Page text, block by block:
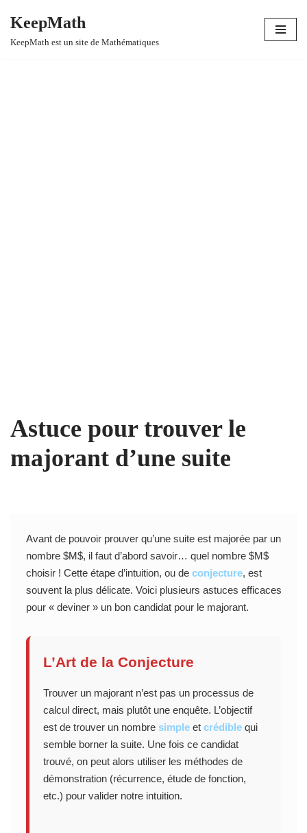
Aller
KeepMath
KeepMath est un site de Mathématiques
Astuce pour trouver le
majorant d’une suite
Avant de pouvoir prouver qu’une suite est majorée par un
nombre $M$, il faut d’abord savoir… quel nombre $M$
choisir ! Cette étape d’intuition, ou de conjecture, est
souvent la plus délicate. Voici plusieurs astuces efficaces
pour « deviner » un bon candidat pour le majorant.
L’Art de la Conjecture
Trouver un majorant n’est pas un processus de
calcul direct, mais plutôt une enquête. L’objectif
est de trouver un nombre simpleet crédiblequi
semble borner la suite. Une fois ce candidat
trouvé, on peut alors utiliser les méthodes de
démonstration (récurrence, étude de fonction,
etc.) pour valider notre intuition.